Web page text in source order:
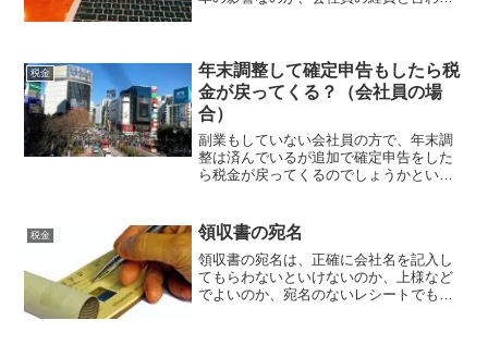
いました。副業については...
税金
年末調整して確定申告もしたら税
金が戻ってくる？（会社員の場
合）
副業もしていない会社員の方で、年末調
整は済んでいるが追加で確定申告をした
ら税金が戻ってくるのでしょうかという
てきました）ほぼ事前予告も無く、1日限
定でもあり、相談者は通...
税金 領収書の宛名
領収書の宛名は、正確に会社名を記入し
てもらわないといけないのか、上様など
でよいのか、宛名のないレシートでも問